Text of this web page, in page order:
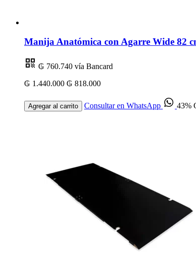
Manija Anatómica con Agarre Wide 82
₲ 760.740 vía Bancard
₲ 1.440.000 ₲ 818.000
Agregar al carrito Consultar en WhatsApp 43%